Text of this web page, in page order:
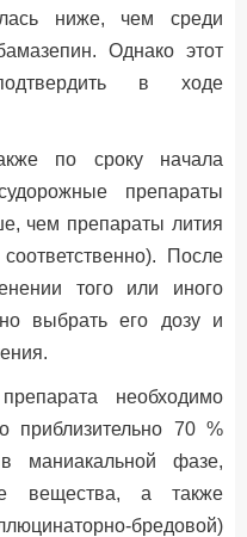
ниже, чем среди
Однако этот
в ходе
по сроку начала
препараты
чем препараты лития
После
того или иного
выбрать его дозу и
необходимо
приблизительно 70 %
маниакальной фазе,
вещества, а также
бредовой)